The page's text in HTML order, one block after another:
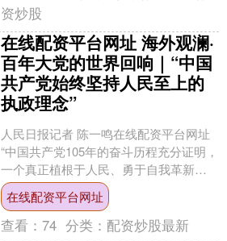
资炒股
在线配资平台网址 海外观澜·
百年大党的世界回响｜“中国
共产党始终坚持人民至上的
执政理念”
人民日报记者 陈一鸣在线配资平台网址
“中国共产党105年的奋斗历程充分证明，
一个真正植根于人民、勇于自我革新、
顺应时代发展的政党，能够不断创造历
史、赢得人民信....
在线配资平台网址
查看：74 分类： 配资炒股最新